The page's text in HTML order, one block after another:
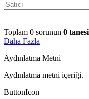
Toplam 0 sorunun 0 tanesi
Daha Fazla
Aydınlatma Metni
Aydınlatma metni içeriği.
ButtonIcon